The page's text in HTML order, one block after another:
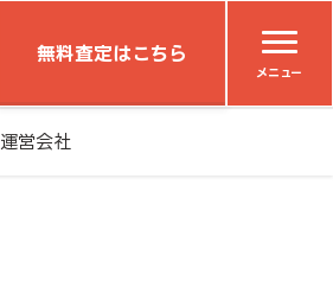
無料査定はこちら
メニュー
運営会社